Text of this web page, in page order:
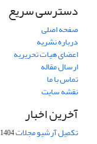
دسترسی سریع
صفحه اصلی
درباره نشریه
اعضای هیات تحریریه
ارسال مقاله
تماس با ما
نقشه سایت
آخرین اخبار
تکمیل آرشیو مجلات1404-05-08